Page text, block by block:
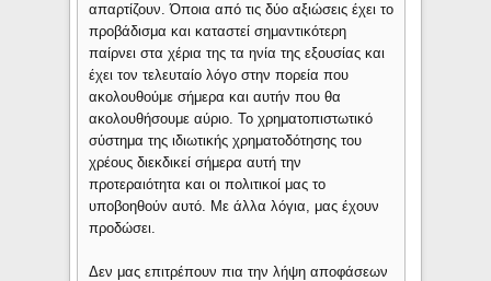
απαρτίζουν. Όποια από τις δύο αξιώσεις έχει το
προβάδισμα και καταστεί σημαντικότερη
παίρνει στα χέρια της τα ηνία της εξουσίας και
έχει τον τελευταίο λόγο στην πορεία που
ακολουθούμε σήμερα και αυτήν που θα
ακολουθήσουμε αύριο. Το χρηματοπιστωτικό
σύστημα της ιδιωτικής χρηματοδότησης του
χρέους διεκδικεί σήμερα αυτή την
προτεραιότητα και οι πολιτικοί μας το
υποβοηθούν αυτό. Με άλλα λόγια, μας έχουν
προδώσει.
Δεν μας επιτρέπουν πια την λήψη αποφάσεων